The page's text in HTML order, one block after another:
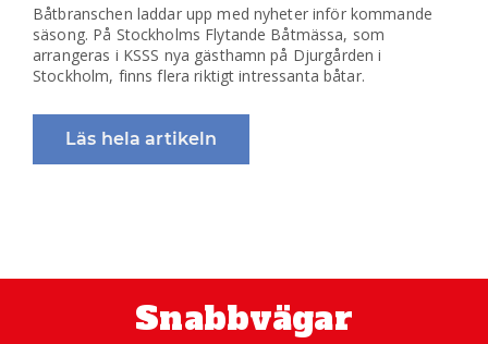
Båtbranschen laddar upp med nyheter inför kommande
säsong. På Stockholms Flytande Båtmässa, som
arrangeras i KSSS nya gästhamn på Djurgården i
Stockholm, finns flera riktigt intressanta båtar.
Läs hela artikeln
Snabbvägar